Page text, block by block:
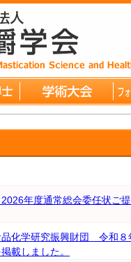
2026年度通常総会委任状ご
品化学研究振興財団 令和
載しました。